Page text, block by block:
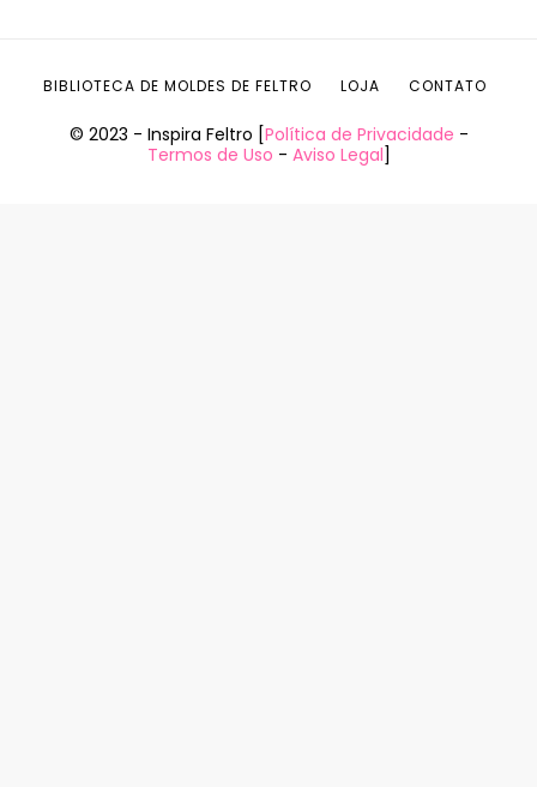
© 2023 - Inspira Feltro [Política de Privacidade -
Termos de Uso - Aviso Legal]
BIBLIOTECA DE MOLDES DE FELTRO LOJA CONTATO